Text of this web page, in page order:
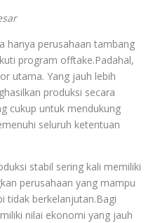
hanya perusahaan tambang
program offtake.Padahal,
utama. Yang jauh lebih
produksi secara
cukup untuk mendukung
seluruh ketentuan
stabil sering kali memiliki
perusahaan yang mampu
tidak berkelanjutan.Bagi
nilai ekonomi yang jauh